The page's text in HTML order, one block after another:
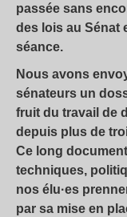
passée sans
des lois au Sénat
séance.
Nous avons
sénateurs un
fruit du travail de
depuis plus de
Ce long
techniques,
nos élu·es
par sa mise en